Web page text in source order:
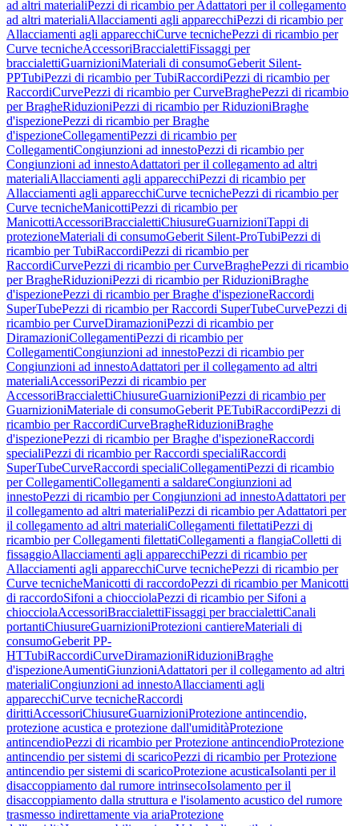
ad altri materialiPezzi di ricambio per Adattatori per il collegamento
ad altri materialiAllacciamenti agli apparecchiPezzi di ricambio per
Allacciamenti agli apparecchiCurve tecnichePezzi di ricambio per
Curve tecnicheAccessoriBraccialettiFissaggi per
braccialettiGuarnizioniMateriali di consumoGeberit Silent-
PPTubiPezzi di ricambio per TubiRaccordiPezzi di ricambio per
RaccordiCurvePezzi di ricambio per CurveBraghePezzi di ricambio
per BragheRiduzioniPezzi di ricambio per RiduzioniBraghe
d'ispezionePezzi di ricambio per Braghe
d'ispezioneCollegamentiPezzi di ricambio per
CollegamentiCongiunzioni ad innestoPezzi di ricambio per
Congiunzioni ad innestoAdattatori per il collegamento ad altri
materialiAllacciamenti agli apparecchiPezzi di ricambio per
Allacciamenti agli apparecchiCurve tecnichePezzi di ricambio per
Curve tecnicheManicottiPezzi di ricambio per
ManicottiAccessoriBraccialettiChiusureGuarnizioniTappi di
protezioneMateriali di consumoGeberit Silent-ProTubiPezzi di
ricambio per TubiRaccordiPezzi di ricambio per
RaccordiCurvePezzi di ricambio per CurveBraghePezzi di ricambio
per BragheRiduzioniPezzi di ricambio per RiduzioniBraghe
d'ispezionePezzi di ricambio per Braghe d'ispezioneRaccordi
SuperTubePezzi di ricambio per Raccordi SuperTubeCurvePezzi di
ricambio per CurveDiramazioniPezzi di ricambio per
DiramazioniCollegamentiPezzi di ricambio per
CollegamentiCongiunzioni ad innestoPezzi di ricambio per
Congiunzioni ad innestoAdattatori per il collegamento ad altri
materialiAccessoriPezzi di ricambio per
AccessoriBraccialettiChiusureGuarnizioniPezzi di ricambio per
GuarnizioniMateriale di consumoGeberit PETubiRaccordiPezzi di
ricambio per RaccordiCurveBragheRiduzioniBraghe
d'ispezionePezzi di ricambio per Braghe d'ispezioneRaccordi
specialiPezzi di ricambio per Raccordi specialiRaccordi
SuperTubeCurveRaccordi specialiCollegamentiPezzi di ricambio
per CollegamentiCollegamenti a saldareCongiunzioni ad
innestoPezzi di ricambio per Congiunzioni ad innestoAdattatori per
il collegamento ad altri materialiPezzi di ricambio per Adattatori per
il collegamento ad altri materialiCollegamenti filettatiPezzi di
ricambio per Collegamenti filettatiCollegamenti a flangiaColletti di
fissaggioAllacciamenti agli apparecchiPezzi di ricambio per
Allacciamenti agli apparecchiCurve tecnichePezzi di ricambio per
Curve tecnicheManicotti di raccordoPezzi di ricambio per Manicotti
di raccordoSifoni a chiocciolaPezzi di ricambio per Sifoni a
chiocciolaAccessoriBraccialettiFissaggi per braccialettiCanali
portantiChiusureGuarnizioniProtezioni cantiereMateriali di
consumoGeberit PP-
HTTubiRaccordiCurveDiramazioniRiduzioniBraghe
d'ispezioneAumentiGiunzioniAdattatori per il collegamento ad altri
materialiCongiunzioni ad innestoAllacciamenti agli
apparecchiCurve tecnicheRaccordi
dirittiAccessoriChiusureGuarnizioniProtezione antincendio,
protezione acustica e protezione dall'umiditàProtezione
antincendioPezzi di ricambio per Protezione antincendioProtezione
antincendio per sistemi di scaricoPezzi di ricambio per Protezione
antincendio per sistemi di scaricoProtezione acusticaIsolanti per il
disaccoppiamento dal rumore intrinsecoIsolamento per il
disaccoppiamento dalla struttura e l'isolamento acustico del rumore
trasmesso indirettamente via ariaProtezione